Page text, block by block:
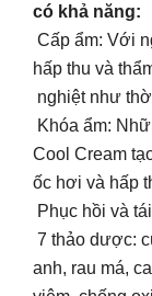
có khả năng:
Cấp ẩm: Với
hấp thu và
nghiệt như
Khóa ẩm:
Cool Cream
ốc hơi và hấp
Phục hồi và
7 thảo dược:
anh, rau má,